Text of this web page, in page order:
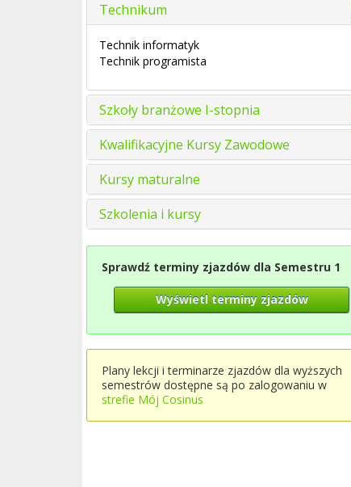
Technikum
Technik informatyk
Technik programista
Szkoły branżowe I-stopnia
Kwalifikacyjne Kursy Zawodowe
Kursy maturalne
Szkolenia i kursy
Sprawdź terminy zjazdów dla Semestru 1
Wyświetl terminy zjazdów
Plany lekcji i terminarze zjazdów dla wyższych
semestrów dostępne są po zalogowaniu w
strefie Mój Cosinus